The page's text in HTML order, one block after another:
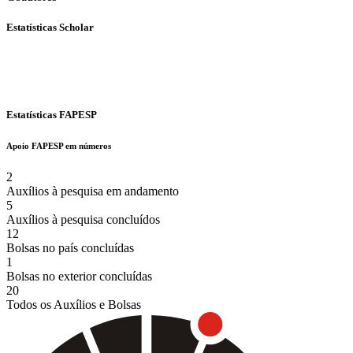
Estatísticas Scholar
Estatísticas FAPESP
Apoio FAPESP em números
2
Auxílios à pesquisa em andamento
5
Auxílios à pesquisa concluídos
12
Bolsas no país concluídas
1
Bolsas no exterior concluídas
20
Todos os Auxílios e Bolsas